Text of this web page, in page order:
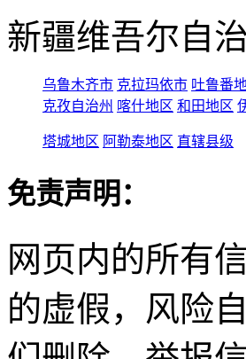
新疆维吾尔自
乌鲁木齐市 克拉玛依市 吐鲁番
克孜自治州 喀什地区 和田地区
塔城地区 阿勒泰地区 直辖县级
免责声明：
网页内的所有
的虚假，风险